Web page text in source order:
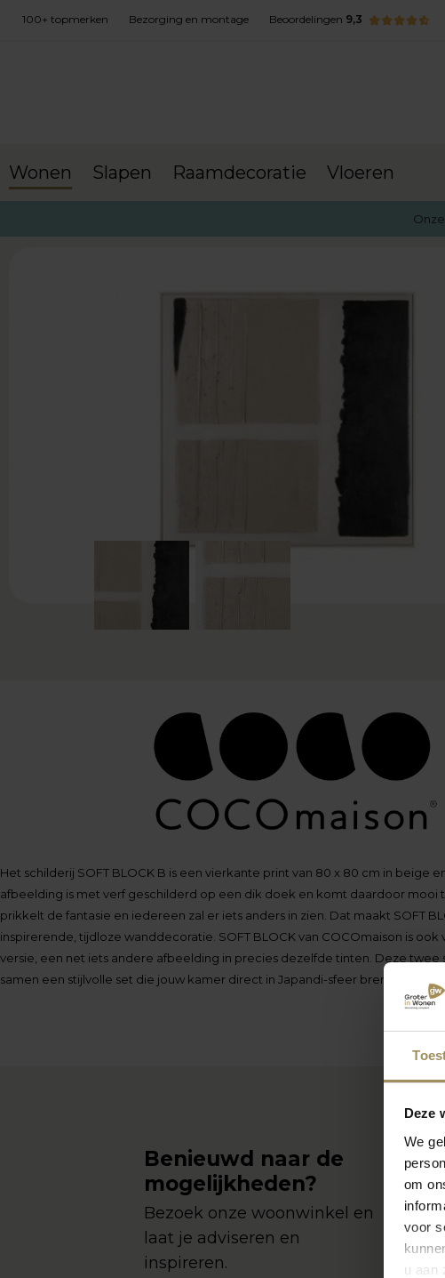
Deze
We
om
voor
u aan
100+ topmerken Bezorging en montage Beoordelingen 9,3
Wonen Slapen Raamdecoratie Vloeren
terug naar Wonen
Het schilderij SOFT BLOCK B is een vierkante print van 80 x 80 cm in beige
afbeelding is met verf geschilderd op een dik doek en komt daardoor mooi
prikkelt de fantasie en iedereen zal er iets anders in zien. Dat maakt SOFT
inspirerende, tijdloze wanddecoratie. SOFT BLOCK van COCOmaison is ook
versie, een net iets andere afbeelding in precies dezelfde tinten. Deze twee
samen een stijlvolle set die jouw kamer direct in Japandi-sfeer brengt.
Benieuwd naar de
mogelijkheden?
Bezoek onze woonwinkel en
laat je adviseren en
inspireren.